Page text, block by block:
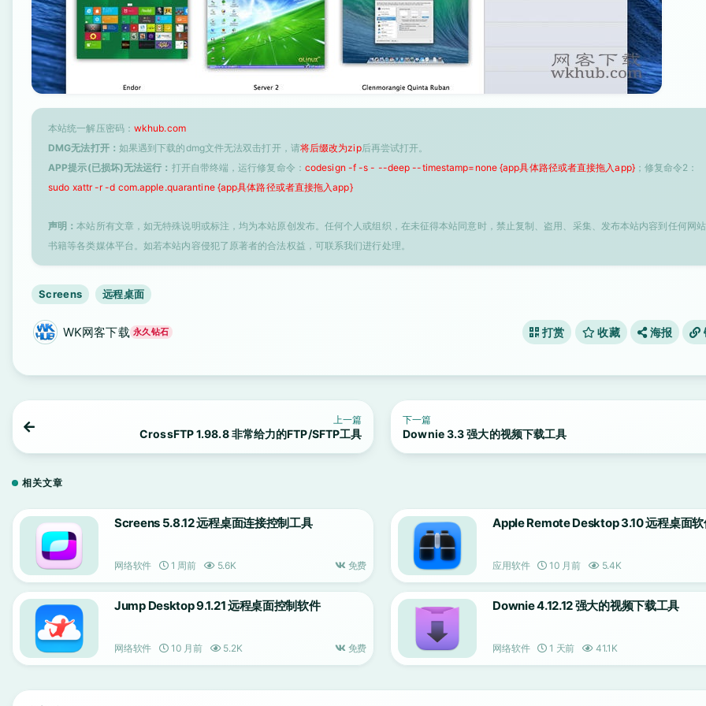
本站统一解压密码： wkhub.com
DMG无法打开： 如果遇到下载的dmg文件无法双击打开，请将后缀改为zip后再尝试打开。
APP提示(已损坏)无法运行： 打开自带终端，运行修复命令： codesign -f -s - --deep --timestamp=none {app具体路径或者直接拖入app}；修复命令2：
sudo xattr -r -d com.apple.quarantine {app具体路径或者直接拖入app}
声明：本站所有文章，如无特殊说明或标注，均为本站原创发布。任何个人或组织，在未征得本站同意时，禁止复制、盗用、采集、发布本站内容到任何网
书籍等各类媒体平台。如若本站内容侵犯了原著者的合法权益，可联系我们进行处理。
Screens 远程桌面
WK网客下载 永久钻石 打赏 收藏 海报
上一篇
CrossFTP 1.98.8 非常给力的FTP/SFTP工具
下一篇
Downie 3.3 强大的视频下载工具
相关文章
Screens 5.8.12 远程桌面连接控制工具
网络软件 1 周前 5.6K 免费
Apple Remote Desktop 3.10 远程桌面软
应用软件 10 月前 5.4K
Jump Desktop 9.1.21 远程桌面控制软件
网络软件 10 月前 5.2K 免费
Downie 4.12.12 强大的视频下载工具
网络软件 1 天前 41.1K